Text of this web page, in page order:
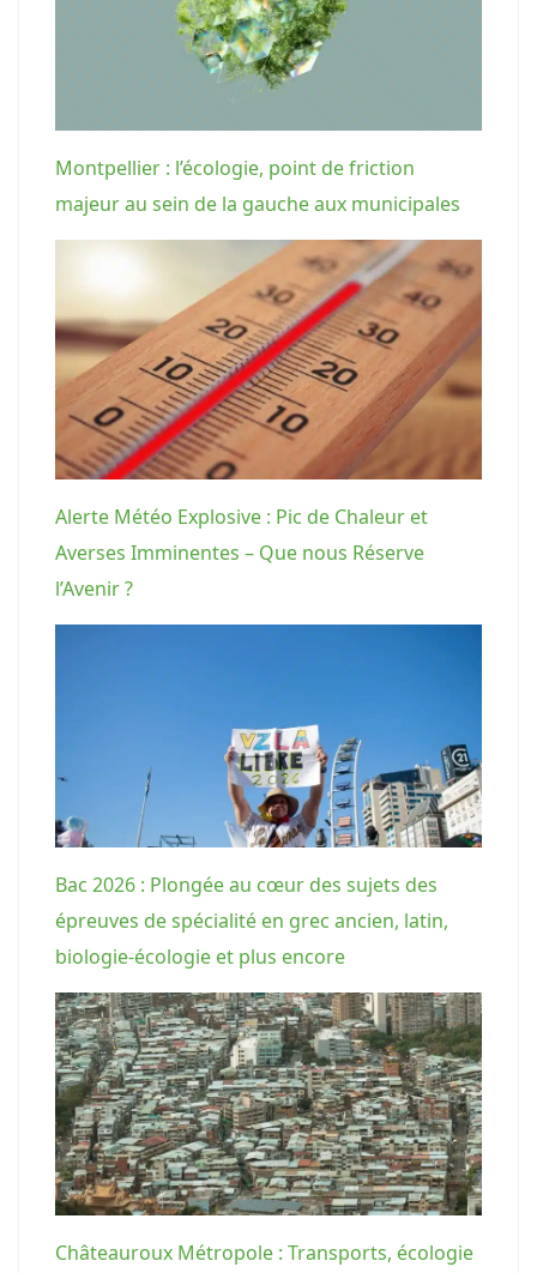
Montpellier : l’écologie, point de friction
majeur au sein de la gauche aux municipales
Alerte Météo Explosive : Pic de Chaleur et
Averses Imminentes – Que nous Réserve
l’Avenir ?
Bac 2026 : Plongée au cœur des sujets des
épreuves de spécialité en grec ancien, latin,
biologie-écologie et plus encore
Châteauroux Métropole : Transports, écologie